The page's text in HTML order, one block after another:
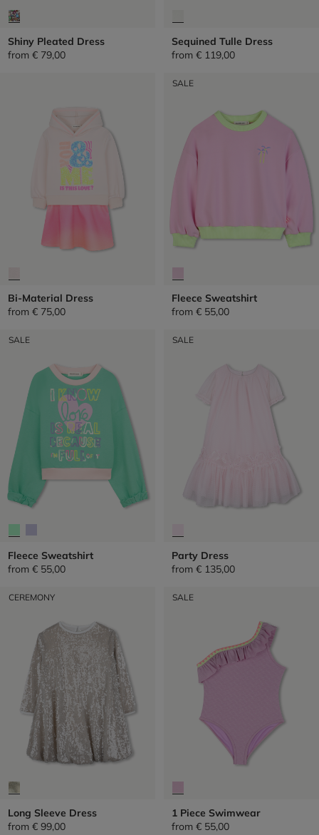
Shiny Pleated Dress
from € 79,00
Sequined Tulle Dress
from € 119,00
Bi-Material Dress
from € 75,00
SALE
Fleece Sweatshirt
from € 55,00
SALE
Fleece Sweatshirt
from € 55,00
SALE
Party Dress
from € 135,00
CEREMONY
Long Sleeve Dress
from € 99,00
SALE
1 Piece Swimwear
from € 55,00